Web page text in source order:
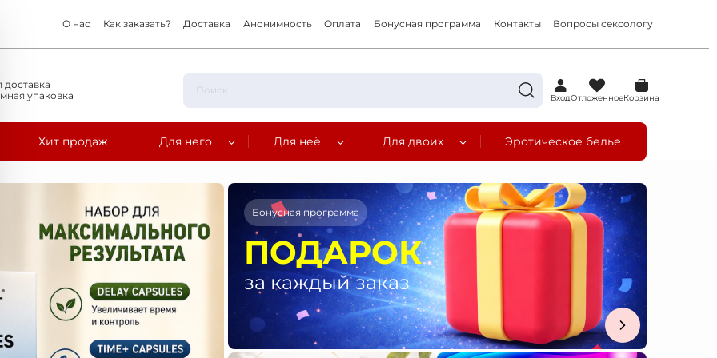
О нас Как заказать? Доставка Анонимность Оплата Бонусная программа Контакты Вопросы сексологу
доставка
упаковка
ВходОтложенное
0
Корзина
Хит продаж Для него Для неё Для двоих Эротическое белье
Бонусная программа
ПОДАРОК
за каждый заказ